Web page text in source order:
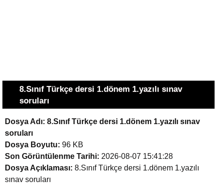
8.Sınıf Türkçe dersi 1.dönem 1.yazılı sınav
soruları
Dosya Adı: 8.Sınıf Türkçe dersi 1.dönem 1.yazılı sınav
soruları
Dosya Boyutu: 96 KB
Son Görüntülenme Tarihi: 2026-08-07 15:41:28
Dosya Açıklaması: 8.Sınıf Türkçe dersi 1.dönem 1.yazılı
sınav soruları